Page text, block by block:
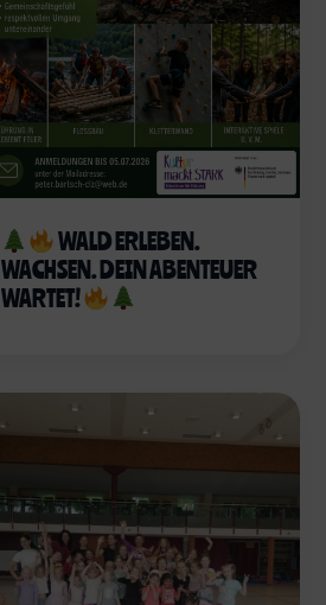
WALD ERLEBEN.
WACHSEN. DEIN ABENTEUER
WARTET!